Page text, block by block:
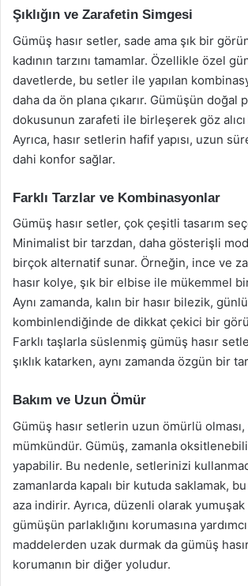
Şıklığın ve Zarafetin Simgesi
Gümüş hasır setler, sade ama şık bir
kadının tarzını tamamlar. Özellikle özel
davetlerde, bu setler ile yapılan
daha da ön plana çıkarır. Gümüşün doğal
dokusunun zarafeti ile birleşerek göz alıcı
Ayrıca, hasır setlerin hafif yapısı, uzun
dahi konfor sağlar.
Farklı Tarzlar ve Kombinasyonlar
Gümüş hasır setler, çok çeşitli tasarım
Minimalist bir tarzdan, daha gösterişli
birçok alternatif sunar. Örneğin, ince ve
hasır kolye, şık bir elbise ile mükemmel
Aynı zamanda, kalın bir hasır bilezik,
kombinlendiğinde de dikkat çekici bir
Farklı taşlarla süslenmiş gümüş hasır
şıklık katarken, aynı zamanda özgün bir
Bakım ve Uzun Ömür
Gümüş hasır setlerin uzun ömürlü
mümkündür. Gümüş, zamanla
yapabilir. Bu nedenle, setlerinizi
zamanlarda kapalı bir kutuda saklamak,
aza indirir. Ayrıca, düzenli olarak
gümüşün parlaklığını korumasına
maddelerden uzak durmak da gümüş
korumanın bir diğer yoludur.